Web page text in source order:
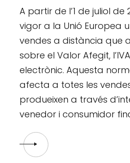
A partir de l’1 de juliol de
vigor a la Unió Europea
vendes a distància que
sobre el Valor Afegit,
electrònic. Aquesta
afecta a totes les
produeixen a través
venedor i consumidor